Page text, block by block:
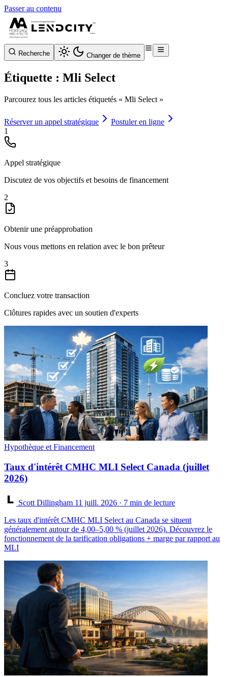
Passer au contenu
Recherche Changer de thème
Étiquette : Mli Select
Parcourez tous les articles étiquetés « Mli Select »
Réserver un appel stratégique
Postuler en ligne
1
Appel stratégique
Discutez de vos objectifs et besoins de financement
2
Obtenir une préapprobation
Nous vous mettons en relation avec le bon prêteur
3
Concluez votre transaction
Clôtures rapides avec un soutien d'experts
Hypothèque et Financement
Taux d'intérêt CMHC MLI Select Canada (juillet
2026)
Scott Dillingham 11 juill. 2026 · 7 min de lecture
Les taux d'intérêt CMHC MLI Select au Canada se situent
généralement autour de 4,00–5,00 % (juillet 2026). Découvrez le
fonctionnement de la tarification obligations + marge par rapport au
MLI